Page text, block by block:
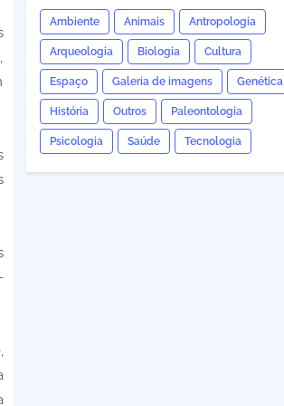
Ambiente Animais Antropologia
Arqueologia Biologia Cultura
Espaço Galeria de imagens Genética
História Outros Paleontologia
Psicologia Saúde Tecnologia